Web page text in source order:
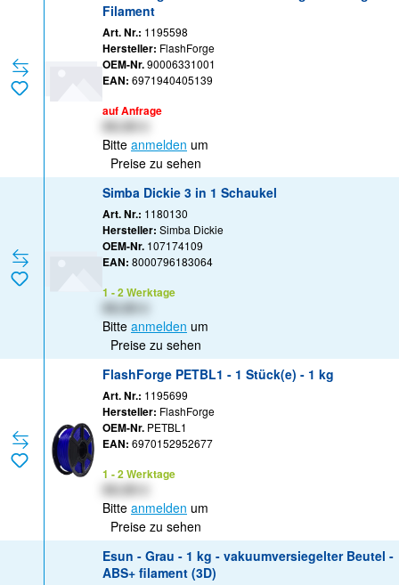
Filament
Art. Nr.: 1195598
Hersteller: FlashForge
OEM-Nr.90006331001
EAN: 6971940405139
auf Anfrage
Bitte anmelden um
Preise zu sehen
Simba Dickie 3 in 1 Schaukel
Art. Nr.: 1180130
Hersteller: Simba Dickie
OEM-Nr. 107174109
EAN: 8000796183064
1 - 2 Werktage
Bitte anmelden um
Preise zu sehen
FlashForge PETBL1 - 1 Stück(e) - 1 kg
Art. Nr.: 1195699
Hersteller: FlashForge
OEM-Nr. PETBL1
EAN: 6970152952677
1 - 2 Werktage
Bitte anmelden um
Preise zu sehen
Esun - Grau - 1 kg - vakuumversiegelter Beutel -
ABS+ filament (3D)